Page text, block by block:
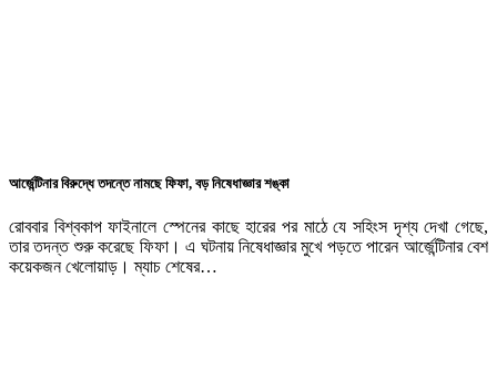
আর্জেন্টিনার বিরুদ্ধে তদন্তে নামছে ফিফা, বড় নিষেধাজ্ঞার শঙ্কা
রোববার বিশ্বকাপ ফাইনালে স্পেনের কাছে হারের পর মাঠে যে সহিংস দৃশ্য দেখা গেছে,
তার তদন্ত শুরু করেছে ফিফা। এ ঘটনায় নিষেধাজ্ঞার মুখে পড়তে পারেন আর্জেন্টিনার বেশ
কয়েকজন খেলোয়াড়। ম্যাচ শেষের…